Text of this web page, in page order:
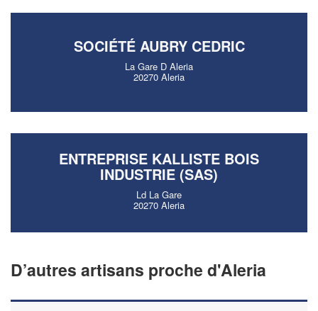
SOCIÉTÉ AUBRY CEDRIC
La Gare D Aleria
20270 Aleria
ENTREPRISE KALLISTE BOIS
INDUSTRIE (SAS)
Ld La Gare
20270 Aleria
D’autres artisans proche d'Aleria